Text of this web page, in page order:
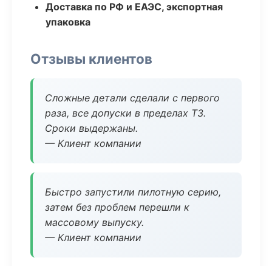
Доставка по РФ и ЕАЭС, экспортная
упаковка
Отзывы клиентов
Сложные детали сделали с первого
раза, все допуски в пределах ТЗ.
Сроки выдержаны.
— Клиент компании
Быстро запустили пилотную серию,
затем без проблем перешли к
массовому выпуску.
— Клиент компании